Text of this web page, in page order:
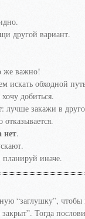
другой вариант.
же важно!
искать обходной
добиться.
: лучше закажи в
нет.
иначе.
“заглушку”, чтобы
Тогда